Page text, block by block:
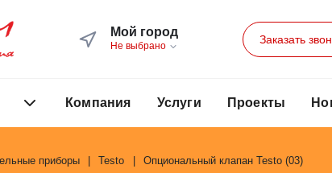
Мой город
Не выбрано
Заказать
Компания Услуги Проекты
приборы Testo Опциональный клапан Testo (03)